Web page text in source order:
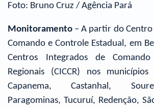
Foto: Bruno Cruz / Agência Pará
Monitoramento – A partir do
Comando e Controle Estadual, em
Centros Integrados de
Regionais (CICCR) nos
Capanema, Castanhal,
Paragominas, Tucuruí, Redenção,